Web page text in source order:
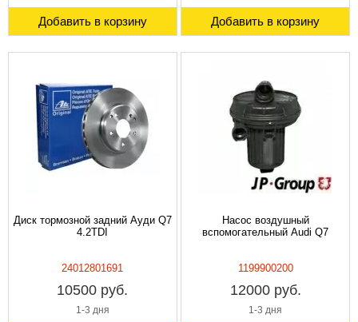
Добавить в корзину Добавить в корзину
Диск тормозной задний Ауди Q7
4.2TDI
24012801691
10500 руб.
1-3 дня
Насос воздушный
вспомогательный Audi Q7
1199900200
12000 руб.
1-3 дня